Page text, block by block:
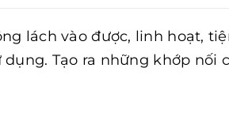
lách vào được, linh hoạt,
Tạo ra những khớp nối